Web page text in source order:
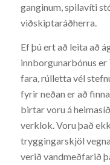
ganginum, spilavíti
viðskiptaráðherra.
Ef þú ert að leita að
innborgunarbónus er
fara, rúlletta vél
fyrir neðan er að
birtar voru á
verklok. Voru það
tryggingarskjöl
verið vandmeðfarið